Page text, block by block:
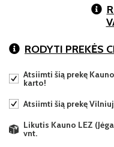
RODYTI PREKĖS
Atsiimti šią prekę
karto!
Atsiimti šią prekę
Likutis Kauno LEZ
vnt.